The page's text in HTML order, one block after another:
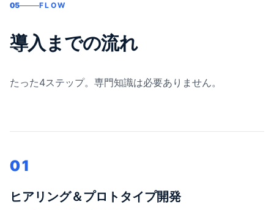
05 FLOW
導入までの流れ
たった4ステップ。専門知識は必要ありません。
01
ヒアリング＆プロトタイプ開発